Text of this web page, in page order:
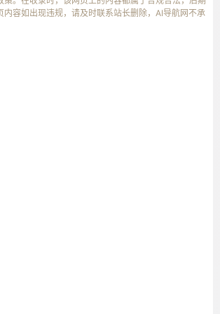
内容如出现违规，请及时联系站长删除，AI导航网不承